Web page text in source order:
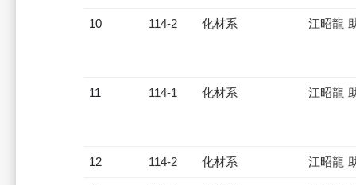
10 114-2 化材系 江昭龍
11 114-1 化材系 江昭龍
12 114-2 化材系 江昭龍